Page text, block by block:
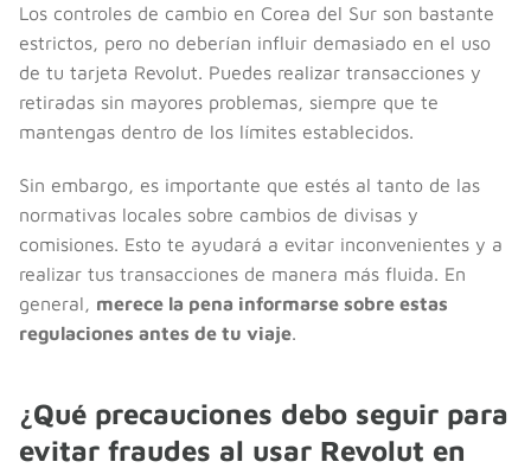
Los controles de cambio en Corea del Sur son bastante
estrictos, pero no deberían influir demasiado en el uso
de tu tarjeta Revolut. Puedes realizar transacciones y
retiradas sin mayores problemas, siempre que te
mantengas dentro de los límites establecidos.
Sin embargo, es importante que estés al tanto de las
normativas locales sobre cambios de divisas y
comisiones. Esto te ayudará a evitar inconvenientes y a
realizar tus transacciones de manera más fluida. En
general, merece la pena informarse sobre estas
regulaciones antes de tu viaje.
¿Qué precauciones debo seguir para
evitar fraudes al usar Revolut en